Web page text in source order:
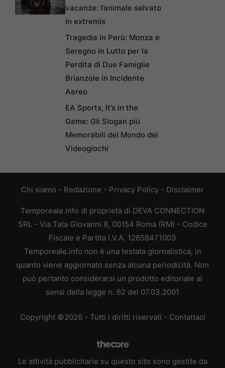
vacanze: l’animale salvato
in extremis
Tragedia in Perù: Monza e
Seregno in Lutto per la
Perdita di Due Famiglie
Brianzole in Incidente
Aereo
EA Sports, It’s in the
Game: Gli Slogan più
Memorabili del Mondo dei
Videogiochi
Chi siamo - Redazione - Privacy Policy - Disclaimer
Temporeale.info di proprietà di DEVA CONNECTION
SRL - Via Tata Giovanni 8, 00154 Roma (RM) - Codice
Fiscale e Partita I.V.A. 12658471003
Temporeale.info non è una testata giornalistica, in
quanto viene aggiornato senza alcuna periodicità. Non
può pertanto considerarsi un prodotto editoriale ai
sensi della legge n. 62 del 07.03.2001
Copyright ©2026 - Tutti i diritti riservati - Contattaci
Le attività pubblicitarie su questo sito sono gestite da